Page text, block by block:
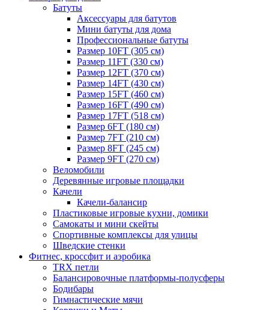
Батуты
Аксессуары для батутов
Мини батуты для дома
Профессиональные батуты
Размер 10FT (305 см)
Размер 11FT (330 см)
Размер 12FT (370 см)
Размер 14FT (430 см)
Размер 15FT (460 см)
Размер 16FT (490 см)
Размер 17FT (518 см)
Размер 6FT (180 см)
Размер 7FT (210 см)
Размер 8FT (245 см)
Размер 9FT (270 см)
Веломобили
Деревянные игровые площадки
Качели
Качели-балансир
Пластиковые игровые кухни, домики
Самокаты и мини скейты
Спортивные комплексы для улицы
Шведские стенки
Фитнес, кроссфит и аэробика
TRX петли
Балансировочные платформы-полусферы
Бодибары
Гимнастические мячи